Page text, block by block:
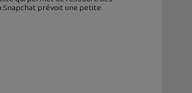
Snapchat prévoit une petite